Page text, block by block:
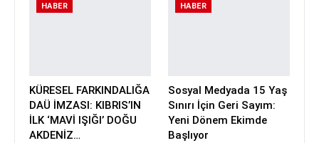
HABER
KÜRESEL FARKINDALIĞA
DAÜ İMZASI: KIBRIS’IN
İLK ‘MAVİ IŞIĞI’ DOĞU
AKDENİZ…
HABER
Sosyal Medyada 15 Yaş
Sınırı İçin Geri Sayım:
Yeni Dönem Ekimde
Başlıyor